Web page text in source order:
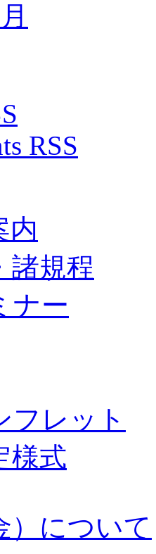
RSS
内
諸規程
ナー
フレット
様式
）について